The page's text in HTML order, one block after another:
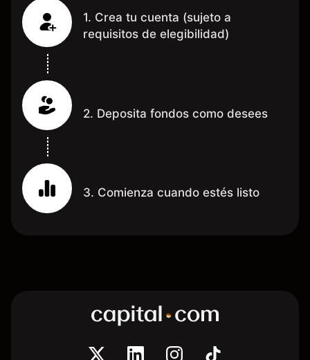
1. Crea tu cuenta (sujeto a
requisitos de elegibilidad)
2. Deposita fondos como desees
3. Comienza cuando estés listo